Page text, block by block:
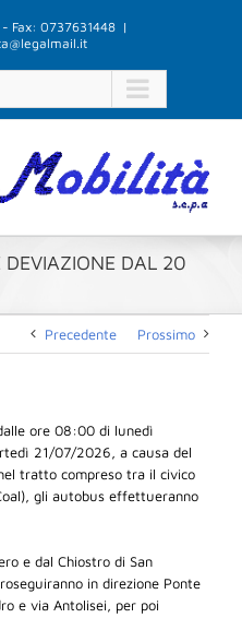
Fax: 0737631448 |
DEVIAZIONE DAL 20
Precedente Prossimo
ore 08:00 di lunedì
21/07/2026, a causa del
tratto compreso tra il civico
gli autobus effettueranno
e dal Chiostro di San
in direzione Ponte
e via Antolisei, per poi